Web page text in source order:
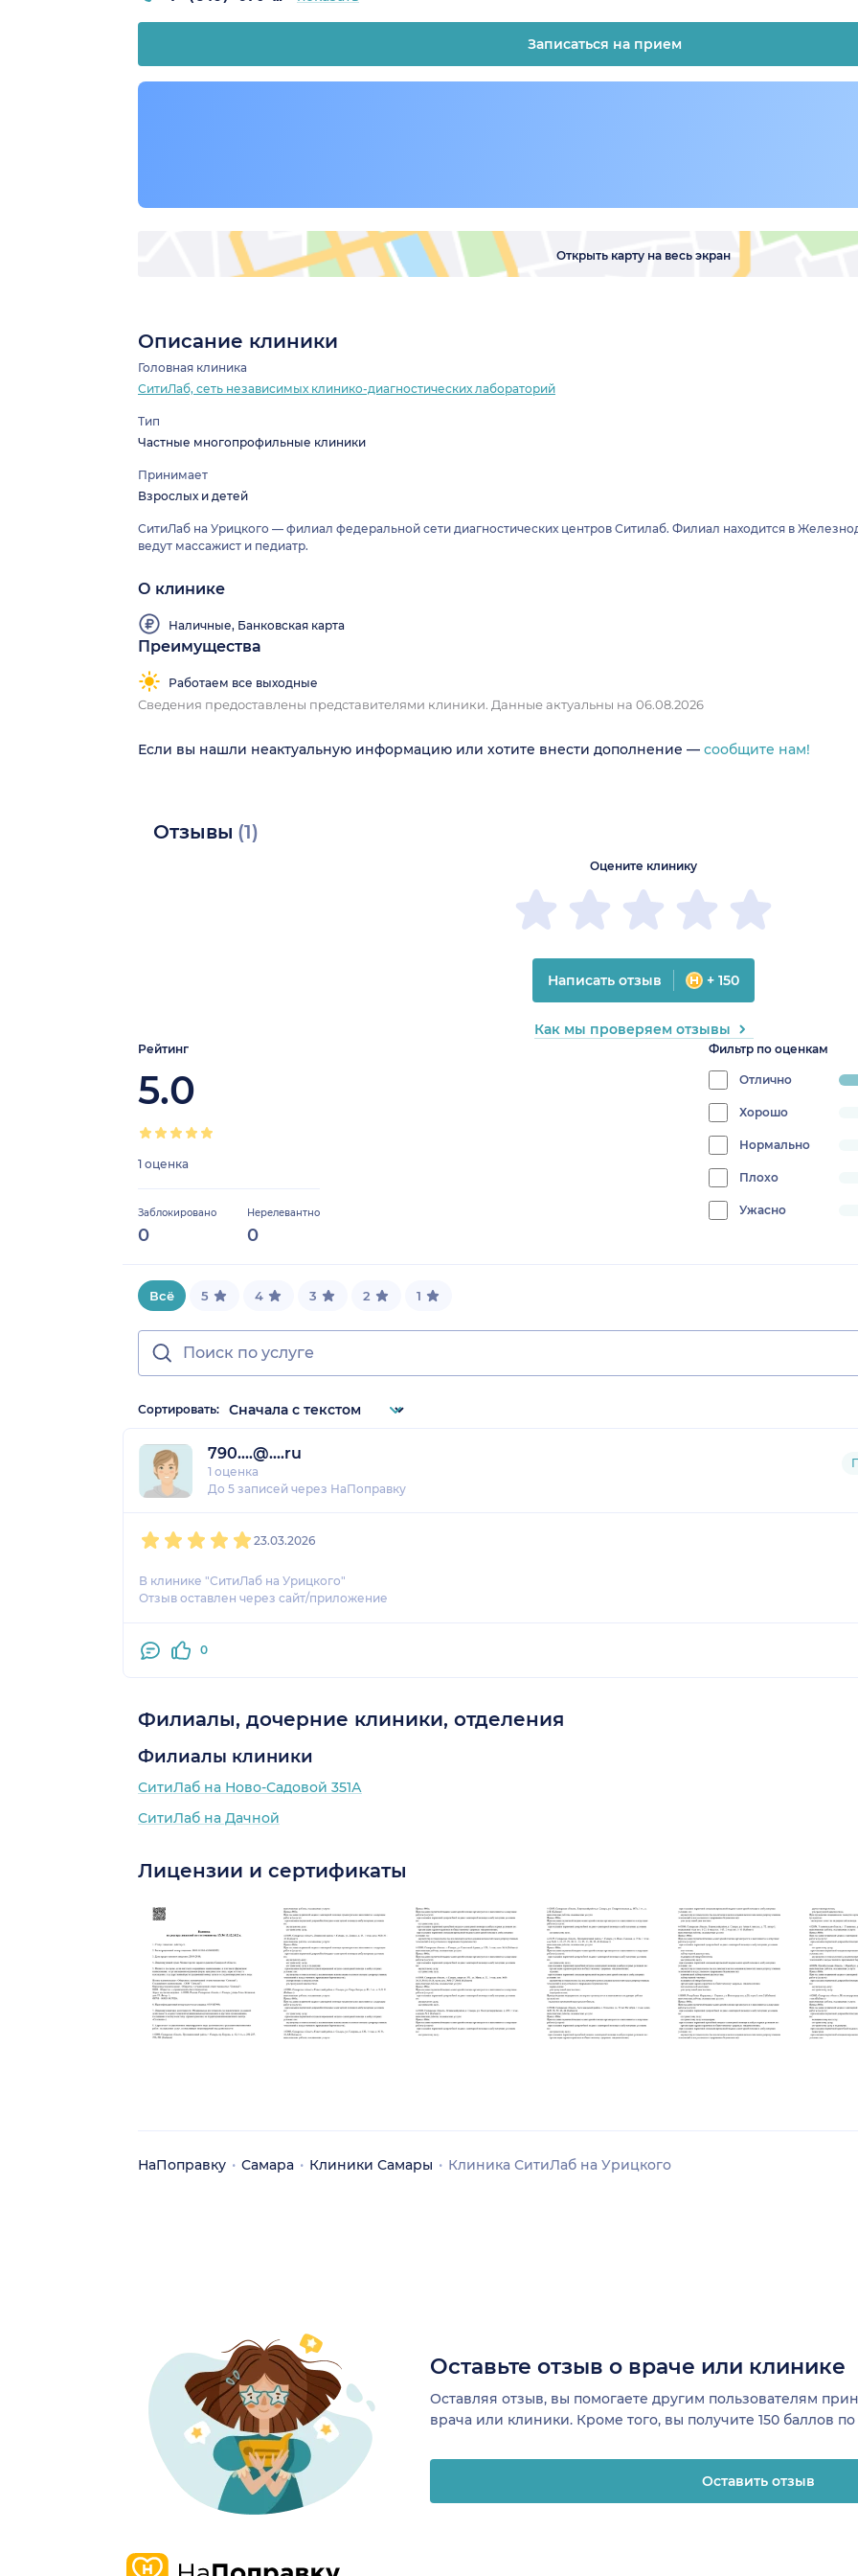
Записаться на прием
Открыть карту на весь экран
Описание клиники
Головная клиника
СитиЛаб, сеть независимых клинико-диагностических лабораторий
Тип
Частные многопрофильные клиники
Принимает
Взрослых и детей
СитиЛаб на Урицкого — филиал федеральной сети диагностических центров Ситилаб. Филиал находится в
ведут массажист и педиатр.
О клинике
Наличные, Банковская карта
Преимущества
Работаем все выходные
Сведения предоставлены представителями клиники. Данные актуальны на 06.08.2026
Если вы нашли неактуальную информацию или хотите внести дополнение — сообщите нам!
Отзывы (1)
Рейтинг
5.0
1 оценка
Заблокировано
0
Нерелевантно
0
Фильтр по оценкам
Отлично
Хорошо
Нормально
Плохо
Ужасно
Оцените клинику
Написать отзыв + 150
Как мы проверяем отзывы
Всё 5 4 3 2 1
Сортировать:
790....@....ru
1 оценка
До 5 записей через НаПоправку
23.03.2026
В клинике "СитиЛаб на Урицкого"
Отзыв оставлен через сайт/приложение
0
Филиалы, дочерние клиники, отделения
Филиалы клиники
СитиЛаб на Ново-Садовой 351А
СитиЛаб на Дачной
Лицензии и сертификаты
НаПоправку Самара Клиники Самары Клиника СитиЛаб на Урицкого
Оставьте отзыв о враче или клинике
Оставляя отзыв, вы помогаете другим пользователям
врача или клиники. Кроме того, вы получите 150 баллов по
Оставить отзыв